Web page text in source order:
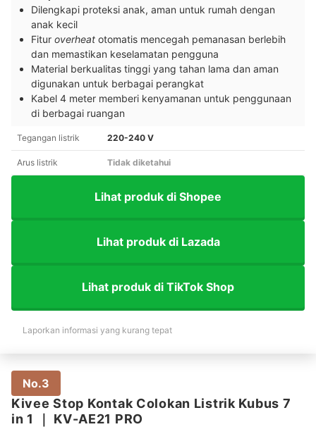
Dilengkapi proteksi anak, aman untuk rumah dengan
anak kecil
Fitur overheat otomatis mencegah pemanasan berlebih
dan memastikan keselamatan pengguna
Material berkualitas tinggi yang tahan lama dan aman
digunakan untuk berbagai perangkat
Kabel 4 meter memberi kenyamanan untuk penggunaan
di berbagai ruangan
Tegangan listrik 220-240 V
Arus listrik Tidak diketahui
Lihat produk di Shopee
Lihat produk di Lazada
Lihat produk di TikTok Shop
Laporkan informasi yang kurang tepat
No.3
Kivee Stop Kontak Colokan Listrik Kubus 7
in 1
KV-AE21 PRO